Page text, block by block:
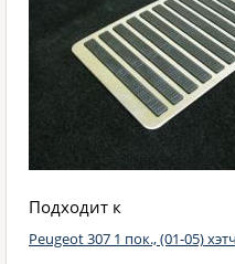
Подходит к
Peugeot 307 1 пок., (01-05)